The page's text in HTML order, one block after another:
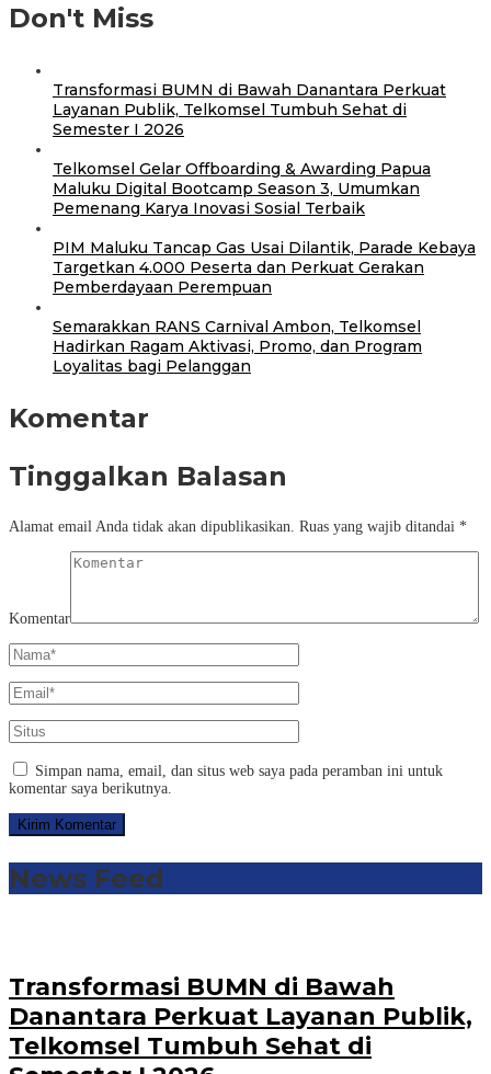
Don't Miss
Transformasi BUMN di Bawah Danantara Perkuat
Layanan Publik, Telkomsel Tumbuh Sehat di
Semester I 2026
Telkomsel Gelar Offboarding & Awarding Papua
Maluku Digital Bootcamp Season 3, Umumkan
Pemenang Karya Inovasi Sosial Terbaik
PIM Maluku Tancap Gas Usai Dilantik, Parade Kebaya
Targetkan 4.000 Peserta dan Perkuat Gerakan
Pemberdayaan Perempuan
Semarakkan RANS Carnival Ambon, Telkomsel
Hadirkan Ragam Aktivasi, Promo, dan Program
Loyalitas bagi Pelanggan
Komentar
Tinggalkan Balasan
Alamat email Anda tidak akan dipublikasikan. Ruas yang wajib ditandai *
Komentar
Simpan nama, email, dan situs web saya pada peramban ini untuk
komentar saya berikutnya.
News Feed
Transformasi BUMN di Bawah
Danantara Perkuat Layanan Publik,
Telkomsel Tumbuh Sehat di